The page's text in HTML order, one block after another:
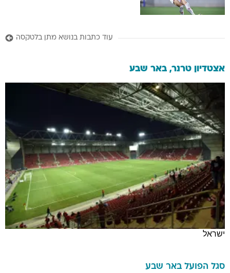
עוד כתבות בנושא מתן בלטקסה
אצטדיון טרנר, באר שבע
ישראל
סגל הפועל באר שבע